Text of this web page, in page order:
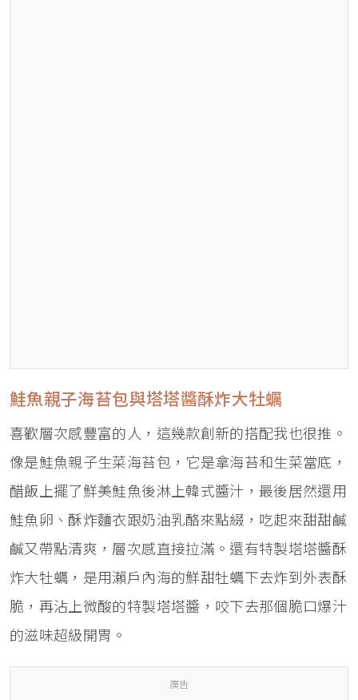
鮭魚親子海苔包與塔塔醬酥炸大牡蠣
喜歡層次感豐富的人，這幾款創新的搭配我也很推。
像是鮭魚親子生菜海苔包，它是拿海苔和生菜當底，
醋飯上擺了鮮美鮭魚後淋上韓式醬汁，最後居然還用
鮭魚卵、酥炸麵衣跟奶油乳酪來點綴，吃起來甜甜鹹
鹹又帶點清爽，層次感直接拉滿。還有特製塔塔醬酥
炸大牡蠣，是用瀨戶內海的鮮甜牡蠣下去炸到外表酥
脆，再沾上微酸的特製塔塔醬，咬下去那個脆口爆汁
的滋味超級開胃。
廣告